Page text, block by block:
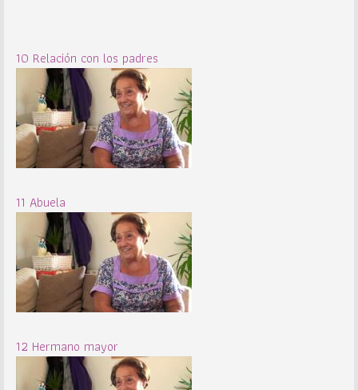
10 Relación con los padres
11 Abuela
12 Hermano mayor